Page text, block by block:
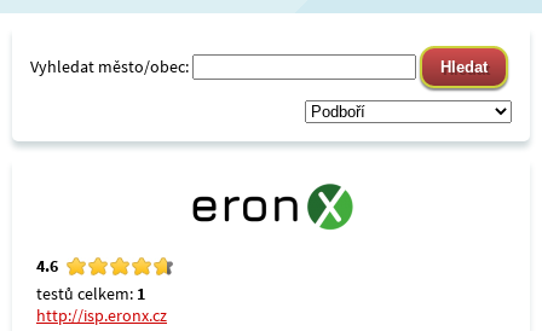
Vyhledat město/obec:
4.6
testů celkem: 1
http://isp.eronx.cz